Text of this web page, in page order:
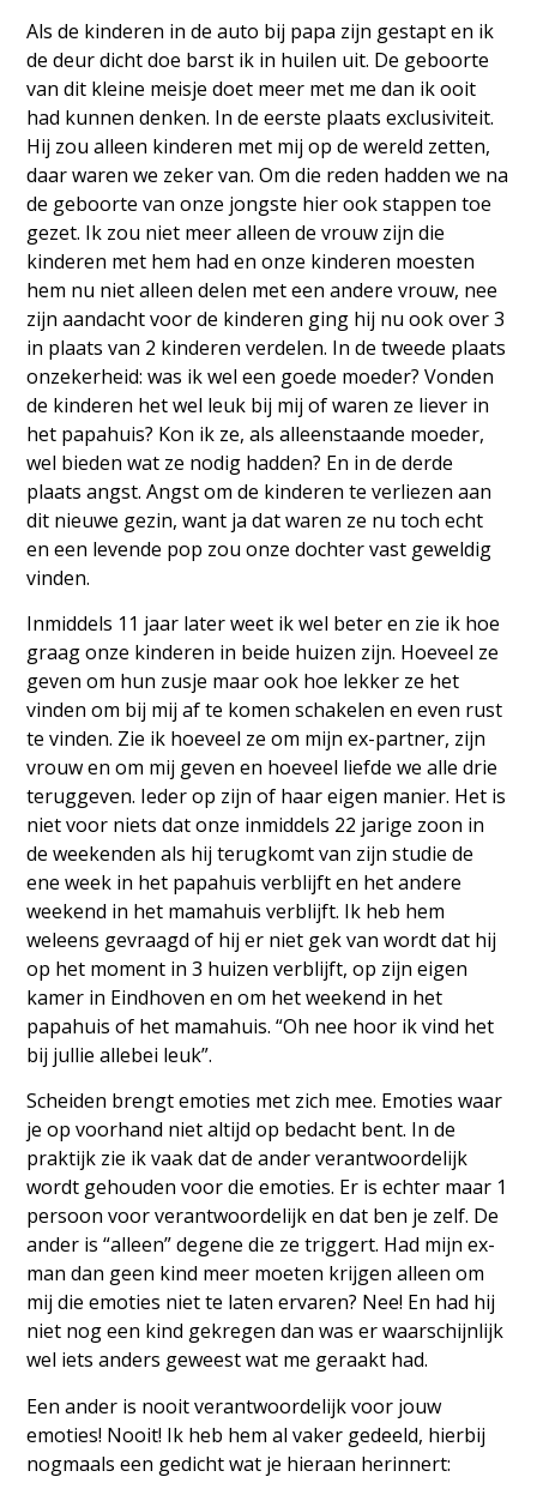
Als de kinderen in de auto bij papa zijn gestapt en ik
de deur dicht doe barst ik in huilen uit. De geboorte
van dit kleine meisje doet meer met me dan ik ooit
had kunnen denken. In de eerste plaats exclusiviteit.
Hij zou alleen kinderen met mij op de wereld zetten,
daar waren we zeker van. Om die reden hadden we na
de geboorte van onze jongste hier ook stappen toe
gezet. Ik zou niet meer alleen de vrouw zijn die
kinderen met hem had en onze kinderen moesten
hem nu niet alleen delen met een andere vrouw, nee
zijn aandacht voor de kinderen ging hij nu ook over 3
in plaats van 2 kinderen verdelen. In de tweede plaats
onzekerheid: was ik wel een goede moeder? Vonden
de kinderen het wel leuk bij mij of waren ze liever in
het papahuis? Kon ik ze, als alleenstaande moeder,
wel bieden wat ze nodig hadden? En in de derde
plaats angst. Angst om de kinderen te verliezen aan
dit nieuwe gezin, want ja dat waren ze nu toch echt
en een levende pop zou onze dochter vast geweldig
vinden.
Inmiddels 11 jaar later weet ik wel beter en zie ik hoe
graag onze kinderen in beide huizen zijn. Hoeveel ze
geven om hun zusje maar ook hoe lekker ze het
vinden om bij mij af te komen schakelen en even rust
te vinden. Zie ik hoeveel ze om mijn ex-partner, zijn
vrouw en om mij geven en hoeveel liefde we alle drie
teruggeven. Ieder op zijn of haar eigen manier. Het is
niet voor niets dat onze inmiddels 22 jarige zoon in
de weekenden als hij terugkomt van zijn studie de
ene week in het papahuis verblijft en het andere
weekend in het mamahuis verblijft. Ik heb hem
weleens gevraagd of hij er niet gek van wordt dat hij
op het moment in 3 huizen verblijft, op zijn eigen
kamer in Eindhoven en om het weekend in het
papahuis of het mamahuis. “Oh nee hoor ik vind het
bij jullie allebei leuk”.
Scheiden brengt emoties met zich mee. Emoties waar
je op voorhand niet altijd op bedacht bent. In de
praktijk zie ik vaak dat de ander verantwoordelijk
wordt gehouden voor die emoties. Er is echter maar 1
persoon voor verantwoordelijk en dat ben je zelf. De
ander is “alleen” degene die ze triggert. Had mijn ex-
man dan geen kind meer moeten krijgen alleen om
mij die emoties niet te laten ervaren? Nee! En had hij
niet nog een kind gekregen dan was er waarschijnlijk
wel iets anders geweest wat me geraakt had.
Een ander is nooit verantwoordelijk voor jouw
emoties! Nooit! Ik heb hem al vaker gedeeld, hierbij
nogmaals een gedicht wat je hieraan herinnert: